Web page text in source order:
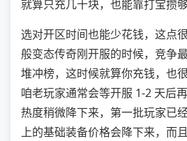
就算只充几十块，也能靠打宝攒够
选对开区时间也能少花钱，这点
般变态传奇刚开服的时候，竞争
堆冲榜，这时候就算你充钱，也
咱老玩家通常会等开服 1-2 天后
热度稍微降下来，第一批玩家已
上的基础装备价格会降下来，而